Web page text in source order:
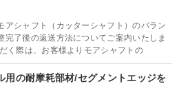
アシャフト（カッターシャフト）のバラン
完了後の返送方法についてご案内いたしま
く際は、お客様よりモアシャフトの
用の耐摩耗部材/セグメントエッジを